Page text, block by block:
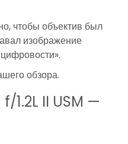
чтобы объектив был
изображение
обзора.
1.2L II USM —